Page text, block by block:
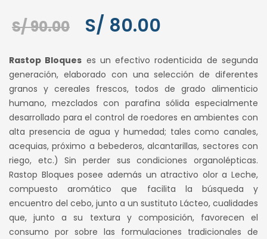
S/90.00
El
original
era:
S/ 90.00.
S/ 80.00
actual
es:
S/ 80.00.
Rastop Bloques es un efectivo rodenticida de segunda
generación, elaborado con una selección de diferentes
granos y cereales frescos, todos de grado alimenticio
humano, mezclados con parafina sólida especialmente
desarrollado para el control de roedores en ambientes con
alta presencia de agua y humedad; tales como canales,
acequias, próximo a bebederos, alcantarillas, sectores con
riego, etc.) Sin perder sus condiciones organolépticas.
Rastop Bloques posee además un atractivo olor a Leche,
compuesto aromático que facilita la búsqueda y
encuentro del cebo, junto a un sustituto Lácteo, cualidades
que, junto a su textura y composición, favorecen el
consumo por sobre las formulaciones tradicionales de